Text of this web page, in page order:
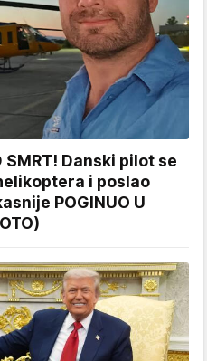
SMRT! Danski pilot se
i poslao
POGINUO U